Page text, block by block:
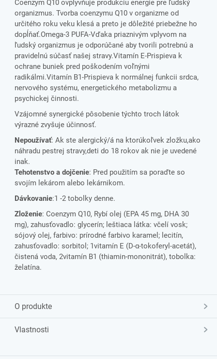
Coenzym Q10 ovplyvňuje produkciu energie pre ľudský
organizmus. Tvorba coenzymu Q10 v organizme od
určitého roku veku klesá a preto je dôležité priebežne ho
dopĺňať.Omega-3 PUFA-Vďaka priaznivým vplyvom na
ľudský organizmus je odporúčané aby tvorili potrebnú a
pravidelnú súčasť našej stravy.Vitamín E-Prispieva k
ochrane buniek pred poškodením voľnými
radikálmi.Vitamín B1-Prispieva k normálnej funkcii srdca,
nervového systému, energetického metabolizmu a
psychickej činnosti.
Vzájomné synergické pôsobenie týchto troch látok
výrazné zvyšuje účinnosť.
Nepoužívať: Ak ste alergický/á na ktorúkoľvek zložku,ako
náhradu pestrej stravy,deti do 18 rokov ak nie je uvedené
inak.
Tehotenstvo a dojčenie: Pred použitím sa poraďte so
svojím lekárom alebo lekárnikom.
Dávkovanie:1 -2 tobolky denne.
Zloženie: Coenzym Q10, Rybí olej (EPA 45 mg, DHA 30
mg), zahusťovadlo: glycerín; leštiaca látka: včelí vosk;
sójový olej, farbivo: prírodné farbivo karamel; lecitín,
zahusťovadlo: sorbitol; 1vitamín E (D-α-tokoferyl-acetát),
čistená voda, 2vitamín B1 (thiamin-mononitrát), tobolka:
želatína.
O produkte
Vlastnosti